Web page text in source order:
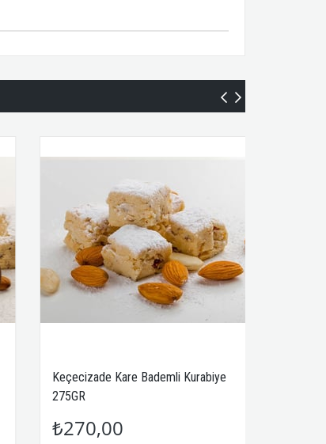
Kare Bademli Kurabiye
Keçecizade Kare